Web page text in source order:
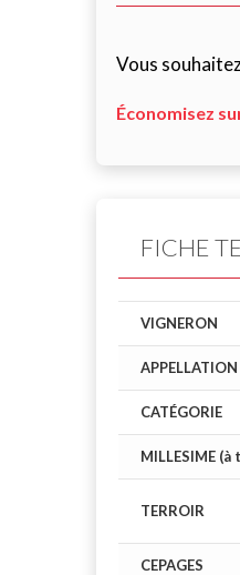
Vous
Économisez
FICHE
VIGNERON
APPELLATION
CATÉGORIE
MILLESIME
TERROIR
CEPAGES